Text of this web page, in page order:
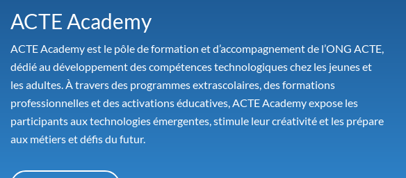
ACTE Academy
ACTE Academy est le pôle de formation et d’accompagnement de l’ONG ACTE,
dédié au développement des compétences technologiques chez les jeunes et
les adultes. À travers des programmes extrascolaires, des formations
professionnelles et des activations éducatives, ACTE Academy expose les
participants aux technologies émergentes, stimule leur créativité et les prépare
aux métiers et défis du futur.